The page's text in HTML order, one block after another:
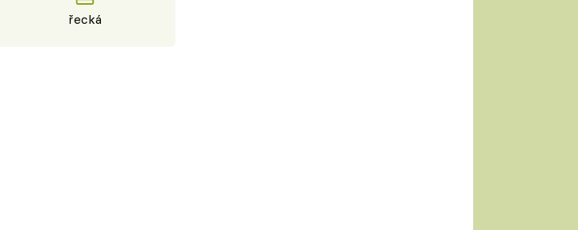
řecká